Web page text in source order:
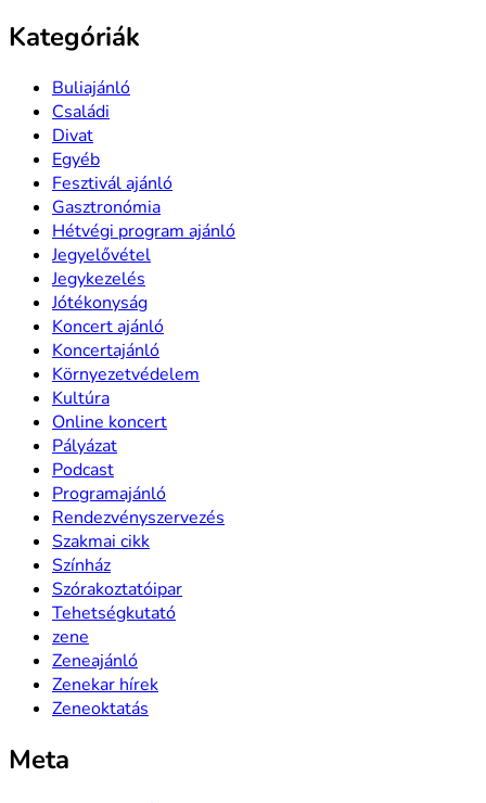
Kategóriák
Buliajánló
Családi
Divat
Egyéb
Fesztivál ajánló
Gasztronómia
Hétvégi program ajánló
Jegyelővétel
Jegykezelés
Jótékonyság
Koncert ajánló
Koncertajánló
Környezetvédelem
Kultúra
Online koncert
Pályázat
Podcast
Programajánló
Rendezvényszervezés
Szakmai cikk
Színház
Szórakoztatóipar
Tehetségkutató
zene
Zeneajánló
Zenekar hírek
Zeneoktatás
Meta